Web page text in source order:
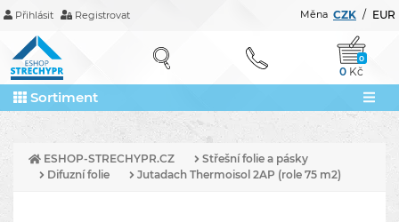
Přihlásit Registrovat CZK / EUR
Měna
0
0 Kč
Sortiment
ESHOP-STRECHYPR.CZ
Střešní folie a pásky
Difuzní folie
Jutadach Thermoisol 2AP (role 75 m2)